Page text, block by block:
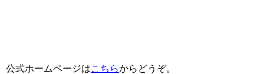
公式ホームページは こちらからどうぞ。